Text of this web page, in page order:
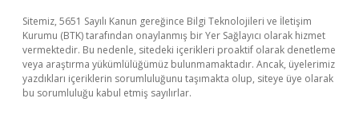
Sitemiz, 5651 Sayılı Kanun gereğince Bilgi Teknolojileri ve İletişim
Kurumu (BTK) tarafından onaylanmış bir Yer Sağlayıcı olarak hizmet
vermektedir. Bu nedenle, sitedeki içerikleri proaktif olarak denetleme
veya araştırma yükümlülüğümüz bulunmamaktadır. Ancak, üyelerimiz
yazdıkları içeriklerin sorumluluğunu taşımakta olup, siteye üye olarak
bu sorumluluğu kabul etmiş sayılırlar.